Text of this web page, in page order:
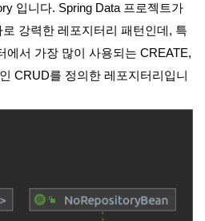
입니다. Spring Data 프로젝트가
강력한 레포지터리 패턴인데, 특
에서 가장 많이 사용되는 CREATE,
CRUD를 정의한 레포지터리입니